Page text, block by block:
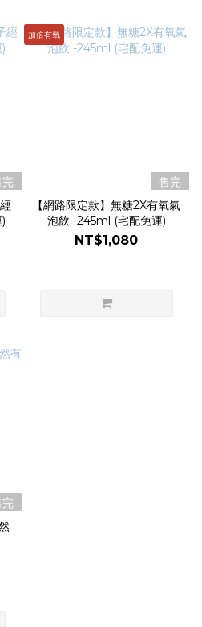
完
加倍有氧
售完
【網路限定款】無糖2X有氧氣
泡飲 -245ml (宅配免運)
NT$1,080
完